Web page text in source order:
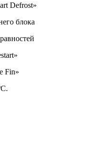
Defrost»
блока
Fin»